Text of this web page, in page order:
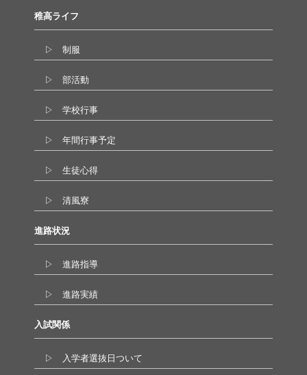
稚高ライフ
▷ 制服
▷ 部活動
▷ 学校行事
▷ 年間行事予定
▷ 生徒心得
▷ 清風寮
進路状況
▷ 進路指導
▷ 進路実績
入試関係
▷ 入学者選抜日ついて